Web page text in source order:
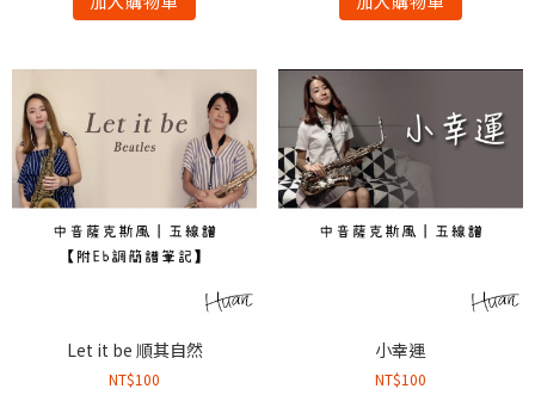
Let it be 順其自然
NT$100
小幸運
NT$100